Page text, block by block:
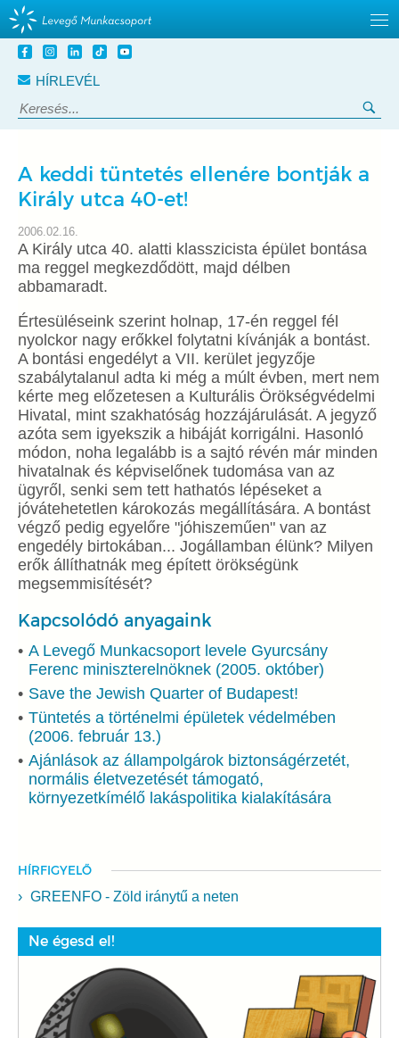
Tovább
tartalomra
HÍRLEVÉL
Keresés:
A keddi tüntetés ellenére bontják a
Király utca 40-et!
2006.02.16.
A Király utca 40. alatti klasszicista épület bontása
ma reggel megkezdődött, majd délben
abbamaradt.
Értesüléseink szerint holnap, 17-én reggel fél
nyolckor nagy erőkkel folytatni kívánják a bontást.
A bontási engedélyt a VII. kerület jegyzője
szabálytalanul adta ki még a múlt évben, mert nem
kérte meg előzetesen a Kulturális Örökségvédelmi
Hivatal, mint szakhatóság hozzájárulását. A jegyző
azóta sem igyekszik a hibáját korrigálni. Hasonló
módon, noha legalább is a sajtó révén már minden
hivatalnak és képviselőnek tudomása van az
ügyről, senki sem tett hathatós lépéseket a
jóvátehetetlen károkozás megállítására. A bontást
végző pedig egyelőre "jóhiszeműen" van az
engedély birtokában... Jogállamban élünk? Milyen
erők állíthatnák meg épített örökségünk
megsemmisítését?
Kapcsolódó anyagaink
A Levegő Munkacsoport levele Gyurcsány
Ferenc miniszterelnöknek (2005. október)
Save the Jewish Quarter of Budapest!
Tüntetés a történelmi épületek védelmében
(2006. február 13.)
Ajánlások az állampolgárok biztonságérzetét,
normális életvezetését támogató,
környezetkímélő lakáspolitika kialakítására
HÍRFIGYELŐ
GREENFO - Zöld iránytű a neten
Ne égesd el!